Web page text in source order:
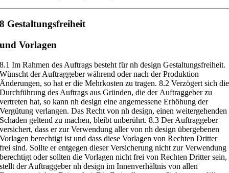
8 Gestaltungsfreiheit
undVorlagen
8.1 Im Rahmen des Auftrags besteht für nh design Gestaltungsfreiheit.
Wünscht der Auftraggeber während oder nach der Produktion
Änderungen, sohat er die Mehrkosten zu tragen.8.2Verzögert sich die
Durchführung des Auftrags aus Gründen, die der Auftraggeber zu
vertreten hat, so kann nh design eine angemesseneErhöhung der
Vergütung verlangen. Das Recht von nh design, einen weitergehenden
Schaden geltend zu machen, bleibt unberührt.8.3 Der Auftraggeber
versichert, dass er zur Verwendung aller von nh designübergebenen
Vorlagen berechtigt ist und dass diese Vorlagen von RechtenDritter
frei sind. Sollte er entgegen dieser Versicherung nicht zur Verwendung
berechtigt oder sollten die Vorlagen nicht frei von Rechten Dritter sein,
stelltder Auftraggeber nh design im Innenverhältnis von allen